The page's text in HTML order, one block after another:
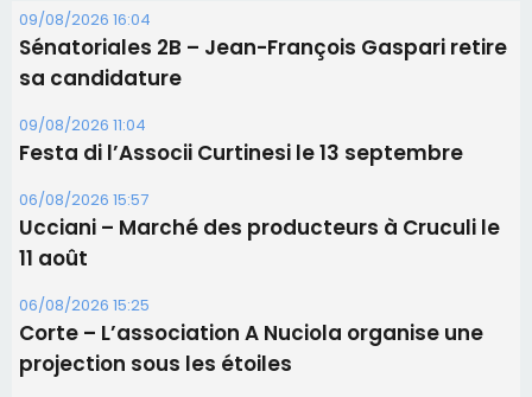
09/08/2026 16:04
Sénatoriales 2B – Jean-François Gaspari retire
sa candidature
09/08/2026 11:04
Festa di l’Associi Curtinesi le 13 septembre
06/08/2026 15:57
Ucciani – Marché des producteurs à Cruculi le
11 août
06/08/2026 15:25
Corte – L’association A Nuciola organise une
projection sous les étoiles